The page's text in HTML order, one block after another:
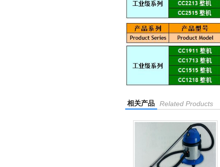
相关产品 Related Products